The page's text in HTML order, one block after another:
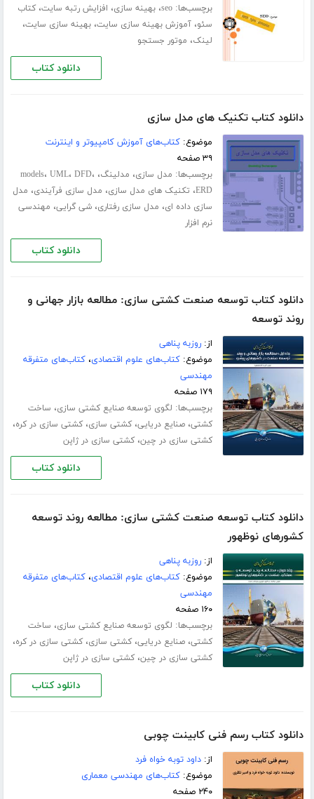
برچسب‌ها:seo،بهینه سازی، افزایش رتبه سایت،کتاب
سئو،آموزش بهینه سازی سایت،بهینه سازی سایت،
لینک، موتور جستجو
دانلود کتاب
دانلود کتاب تکنیک های مدل سازی
موضوع:کتاب‌های آموزش کامپیوتر و اینترنت
۳۹ صفحه
برچسب‌ها: مدل سازی، مدلینگ، models، UML، DFD،
ERD، تکنیک های مدل سازی، مدل سازی فرآیندی، مدل
سازی داده ای، مدل سازی رفتاری،شی گرایی، مهندسی
نرم افزار
دانلود کتاب
دانلود کتاب توسعه صنعت کشتی سازی: مطالعه بازار جهانی و
روند توسعه
از:روزبه پناهی
موضوع:کتاب‌های علوم اقتصادی،کتاب‌های متفرقه
مهندسی
۱۷۹ صفحه
برچسب‌ها: لگوی توسعه صنایع کشتی‏ سازی، ساخت
کشتی،صنایع دریایی،کشتی سازی،کشتی سازی در کره،
کشتی سازی در چین،کشتی سازی در ژاپن
دانلود کتاب
دانلود کتاب توسعه صنعت کشتی سازی: مطالعه روند توسعه
کشورهای نوظهور
از:روزبه پناهی
موضوع:کتاب‌های علوم اقتصادی،کتاب‌های متفرقه
مهندسی
۱۶۰ صفحه
برچسب‌ها: لگوی توسعه صنایع کشتی‏ سازی، ساخت
کشتی،صنایع دریایی،کشتی سازی،کشتی سازی در کره،
کشتی سازی در چین،کشتی سازی در ژاپن
دانلود کتاب
دانلود کتاب رسم فنی کابینت چوبی
از:داود توبه خواه فرد
موضوع:کتاب‌های مهندسی معماری
۲۴۰ صفحه